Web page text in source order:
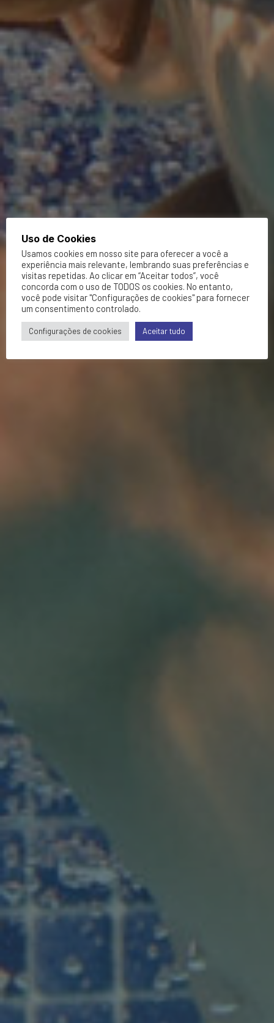
Uso de Cookies
Usamos cookies em nosso site para oferecer a você a
experiência mais relevante, lembrando suas preferências e
visitas repetidas. Ao clicar em “Aceitar todos”, você
concorda com o uso de TODOS os cookies. No entanto,
você pode visitar "Configurações de cookies" para fornecer
um consentimento controlado.
Configurações de cookies Aceitar tudo